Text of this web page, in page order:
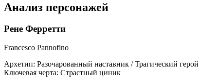
Анализ персонажей
Рене Ферретти
Francesco Pannofino
Архетип: Разочарованный наставник / Трагический герой
Ключевая черта: Страстный циник